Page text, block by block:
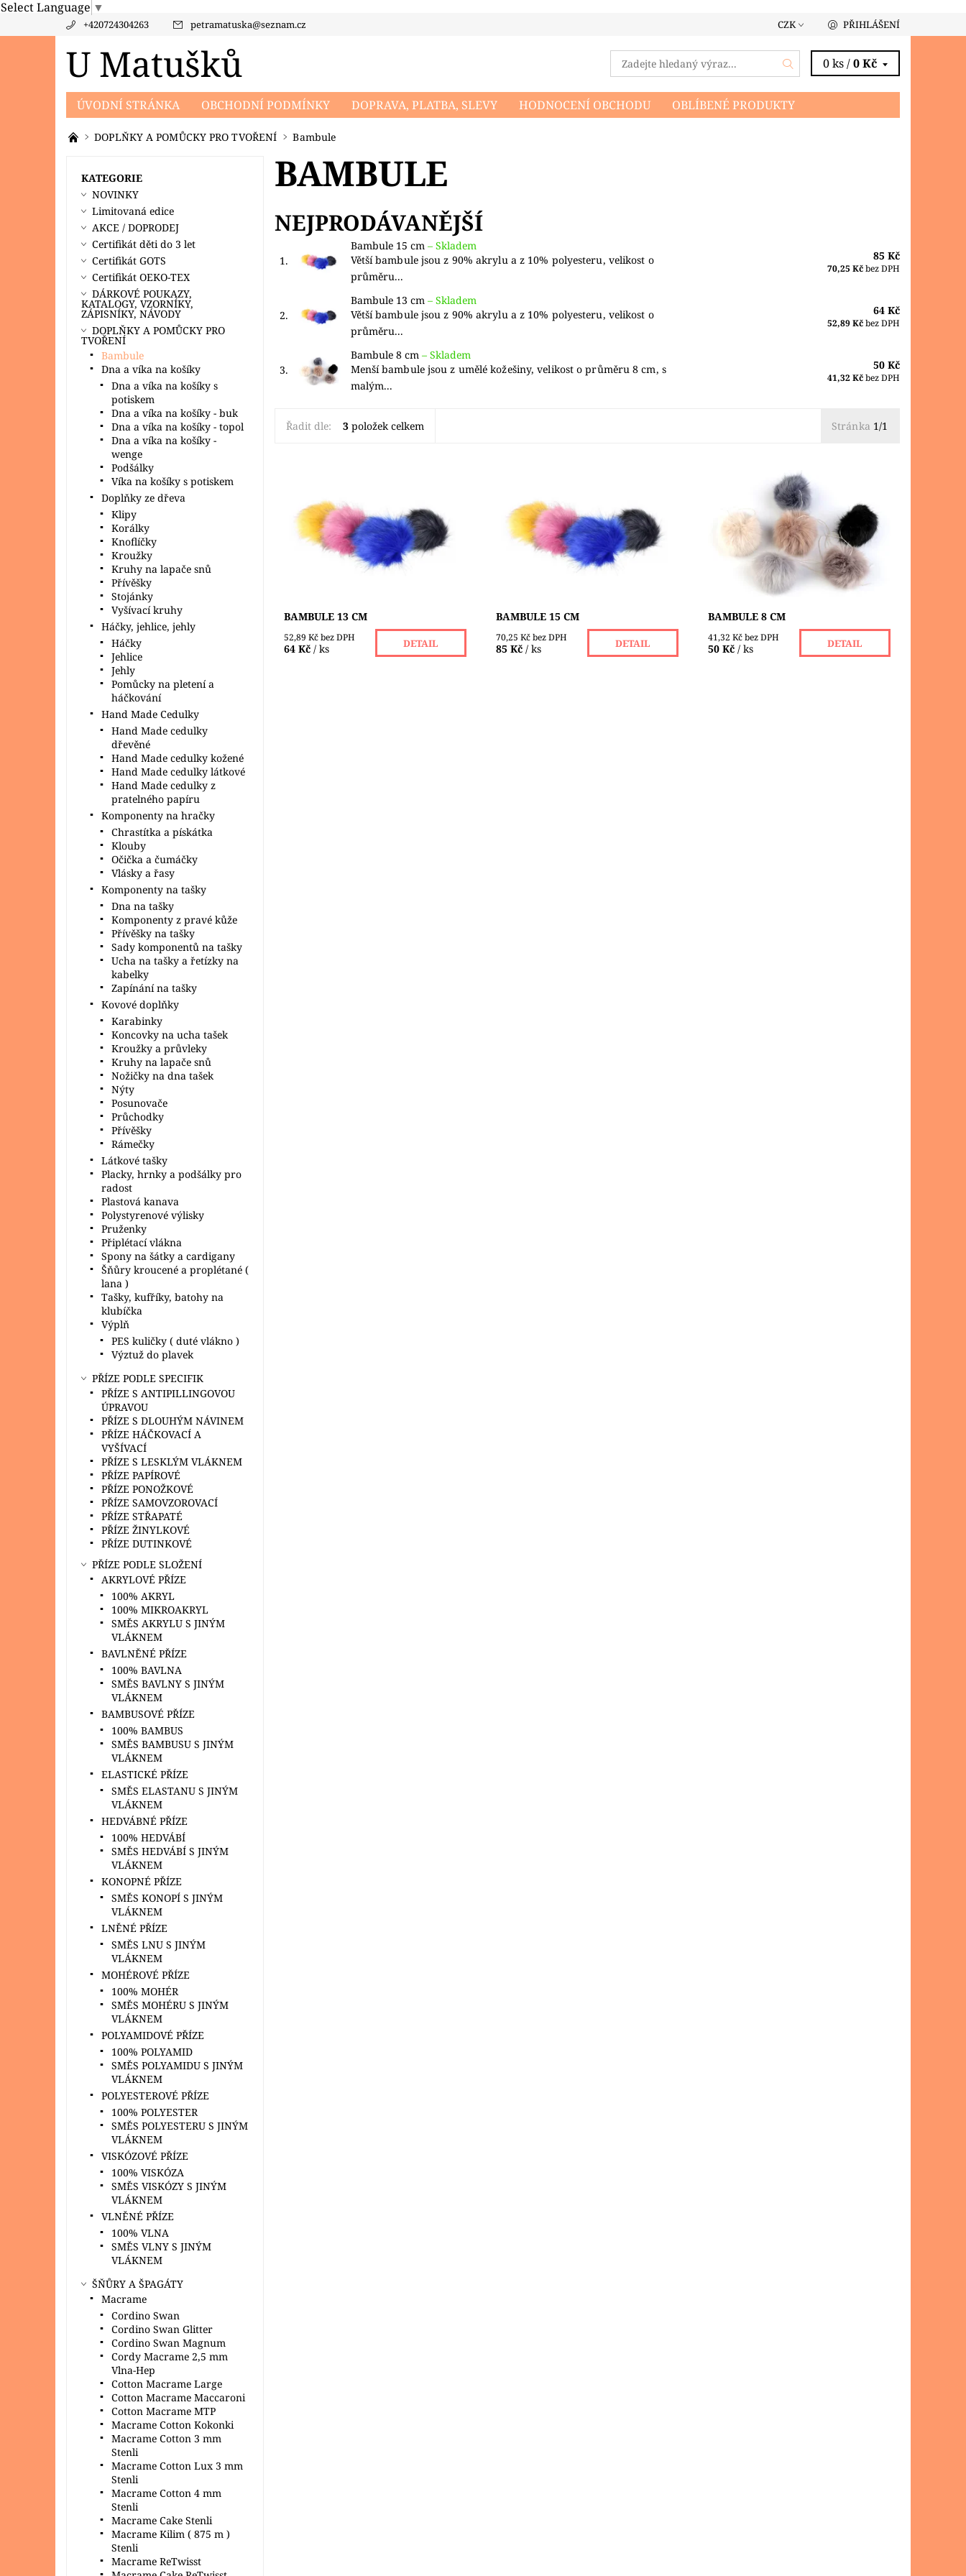
Select Language ▼
+420724304263 petramatuska@seznam.cz CZK PŘIHLÁŠENÍ
U Matušků 0 ks /0 Kč
ÚVODNÍ STRÁNKA OBCHODNÍ PODMÍNKY DOPRAVA, PLATBA, SLEVY HODNOCENÍ OBCHODU
OBLÍBENÉ PRODUKTY
PRODÁVANÉ ZNAČKY
KONTAKTY PODMÍNKY OCHRANY OSOBNÍCH ÚDAJŮ
DOPLŇKY A POMŮCKY PRO TVOŘENÍ Bambule
BAMBULE
NEJPRODÁVANĚJŠÍ
1.
Bambule 15 cm – Skladem
Větší bambule jsou z 90% akrylu a z 10% polyesteru, velikost o
průměru...
85 Kč
70,25 Kčbez DPH
2.
Bambule 13 cm – Skladem
Větší bambule jsou z 90% akrylu a z 10% polyesteru, velikost o
průměru...
64 Kč
52,89 Kčbez DPH
3.
Bambule 8 cm – Skladem
Menší bambule jsou z umělé kožešiny, velikost o průměru 8 cm, s
malým...
50 Kč
41,32 Kčbez DPH
Řadit dle: 3položek celkem Stránka 1/1
10% polyesteru, velikost o průměru
13 cm, se šňůrkou pro uchycení
Dostupnost:
Skladem 2 ks
Značka:
VLNA-HEP
BAMBULE 13 CM
52,89 Kč bez DPH
64 Kč / ks DETAIL
10% polyesteru, velikost o průměru
15 cm, se šňůrkou pro uchycení
Dostupnost:
Skladem 1 ks
Značka:
VLNA-HEP
BAMBULE 15 CM
70,25 Kč bez DPH
85 Kč / ks DETAIL
Menší bambule jsou z umělé kožešiny,
velikost o průměru 8 cm, s malým
pružným očkem nebo šňůrkou pro
uchycení
Dostupnost:
Skladem 2 ks
BAMBULE 8 CM
41,32 Kč bez DPH
50 Kč / ks DETAIL
KATEGORIE
NOVINKY
Limitovaná edice
AKCE / DOPRODEJ
Certifikát děti do 3 let
Certifikát GOTS
Certifikát OEKO-TEX
DÁRKOVÉ POUKAZY,
KATALOGY, VZORNÍKY,
ZÁPISNÍKY, NÁVODY
DOPLŇKY A POMŮCKY PRO
TVOŘENÍ
Bambule
Dna a víka na košíky
Dna a víka na košíky s
potiskem
Dna a víka na košíky - buk
Dna a víka na košíky - topol
Dna a víka na košíky -
wenge
Podšálky
Víka na košíky s potiskem
Doplňky ze dřeva
Klipy
Korálky
Knoflíčky
Kroužky
Kruhy na lapače snů
Přívěšky
Stojánky
Vyšívací kruhy
Háčky, jehlice, jehly
Háčky
Jehlice
Jehly
Pomůcky na pletení a
háčkování
Hand Made Cedulky
Hand Made cedulky
dřevěné
Hand Made cedulky kožené
Hand Made cedulky látkové
Hand Made cedulky z
pratelného papíru
Komponenty na hračky
Chrastítka a pískátka
Klouby
Očička a čumáčky
Vlásky a řasy
Komponenty na tašky
Dna na tašky
Komponenty z pravé kůže
Přívěšky na tašky
Sady komponentů na tašky
Ucha na tašky a řetízky na
kabelky
Zapínání na tašky
Kovové doplňky
Karabinky
Koncovky na ucha tašek
Kroužky a průvleky
Kruhy na lapače snů
Nožičky na dna tašek
Nýty
Posunovače
Průchodky
Přívěšky
Rámečky
Látkové tašky
Placky, hrnky a podšálky pro
radost
Plastová kanava
Polystyrenové výlisky
Pruženky
Připlétací vlákna
Spony na šátky a cardigany
Šňůry kroucené a proplétané (
lana )
Tašky, kufříky, batohy na
klubíčka
Výplň
PES kuličky ( duté vlákno )
Výztuž do plavek
PŘÍZE PODLE SPECIFIK
PŘÍZE S ANTIPILLINGOVOU
ÚPRAVOU
PŘÍZE S DLOUHÝM NÁVINEM
PŘÍZE HÁČKOVACÍ A
VYŠÍVACÍ
PŘÍZE S LESKLÝM VLÁKNEM
PŘÍZE PAPÍROVÉ
PŘÍZE PONOŽKOVÉ
PŘÍZE SAMOVZOROVACÍ
PŘÍZE STŘAPATÉ
PŘÍZE ŽINYLKOVÉ
PŘÍZE DUTINKOVÉ
PŘÍZE PODLE SLOŽENÍ
AKRYLOVÉ PŘÍZE
100% AKRYL
100% MIKROAKRYL
SMĚS AKRYLU S JINÝM
VLÁKNEM
BAVLNĚNÉ PŘÍZE
100% BAVLNA
SMĚS BAVLNY S JINÝM
VLÁKNEM
BAMBUSOVÉ PŘÍZE
100% BAMBUS
SMĚS BAMBUSU S JINÝM
VLÁKNEM
ELASTICKÉ PŘÍZE
SMĚS ELASTANU S JINÝM
VLÁKNEM
HEDVÁBNÉ PŘÍZE
100% HEDVÁBÍ
SMĚS HEDVÁBÍ S JINÝM
VLÁKNEM
KONOPNÉ PŘÍZE
SMĚS KONOPÍ S JINÝM
VLÁKNEM
LNĚNÉ PŘÍZE
SMĚS LNU S JINÝM
VLÁKNEM
MOHÉROVÉ PŘÍZE
100% MOHÉR
SMĚS MOHÉRU S JINÝM
VLÁKNEM
POLYAMIDOVÉ PŘÍZE
100% POLYAMID
SMĚS POLYAMIDU S JINÝM
VLÁKNEM
POLYESTEROVÉ PŘÍZE
100% POLYESTER
SMĚS POLYESTERU S JINÝM
VLÁKNEM
VISKÓZOVÉ PŘÍZE
100% VISKÓZA
SMĚS VISKÓZY S JINÝM
VLÁKNEM
VLNĚNÉ PŘÍZE
100% VLNA
SMĚS VLNY S JINÝM
VLÁKNEM
ŠŇŮRY A ŠPAGÁTY
Macrame
Cordino Swan
Cordino Swan Glitter
Cordino Swan Magnum
Cordy Macrame 2,5 mm
Vlna-Hep
Cotton Macrame Large
Cotton Macrame Maccaroni
Cotton Macrame MTP
Macrame Cotton Kokonki
Macrame Cotton 3 mm
Stenli
Macrame Cotton Lux 3 mm
Stenli
Macrame Cotton 4 mm
Stenli
Macrame Cake Stenli
Macrame Kilim ( 875 m )
Stenli
Macrame ReTwisst